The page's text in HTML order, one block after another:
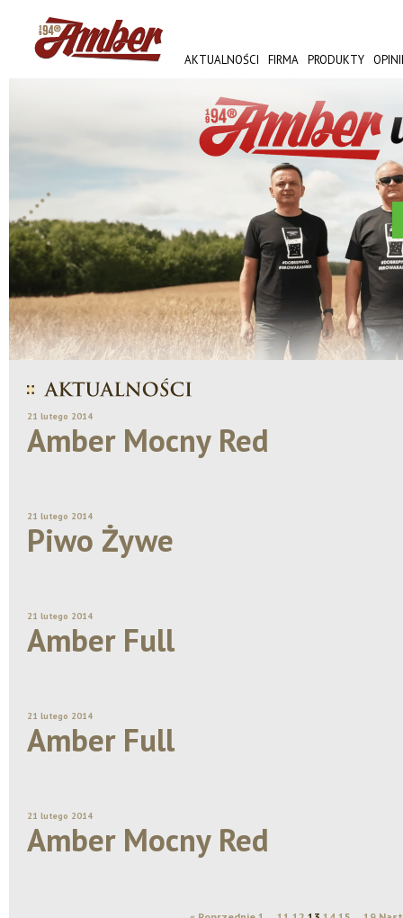
AKTUALNOŚCI FIRMA PRODUKTY
AMBER FEST
21 lutego 2014
Amber Mocny Red
21 lutego 2014
Piwo Żywe
21 lutego 2014
Amber Full
21 lutego 2014
Amber Full
21 lutego 2014
Amber Mocny Red